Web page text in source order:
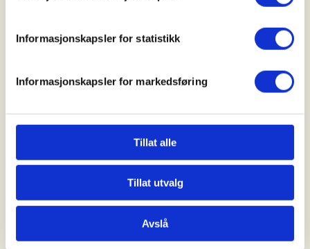
Informasjonskapsler for statistikk
Informasjonskapsler for markedsføring
Tillat alle
Tillat utvalg
Avslå
skogsfugl i flott terreng rundt Brandval, ca 20 km
nord for Kongsvinger. Hver enkelt jeger får med seg
egen erfaren jaktfadder og det jaktes med hunder.
Vi serverer en god jaktlunch i løpet av dagen.
Pris for medlemmer i NJFF kr. 200,- og pris for ikke
Oppmøte ved Joker Brandval.